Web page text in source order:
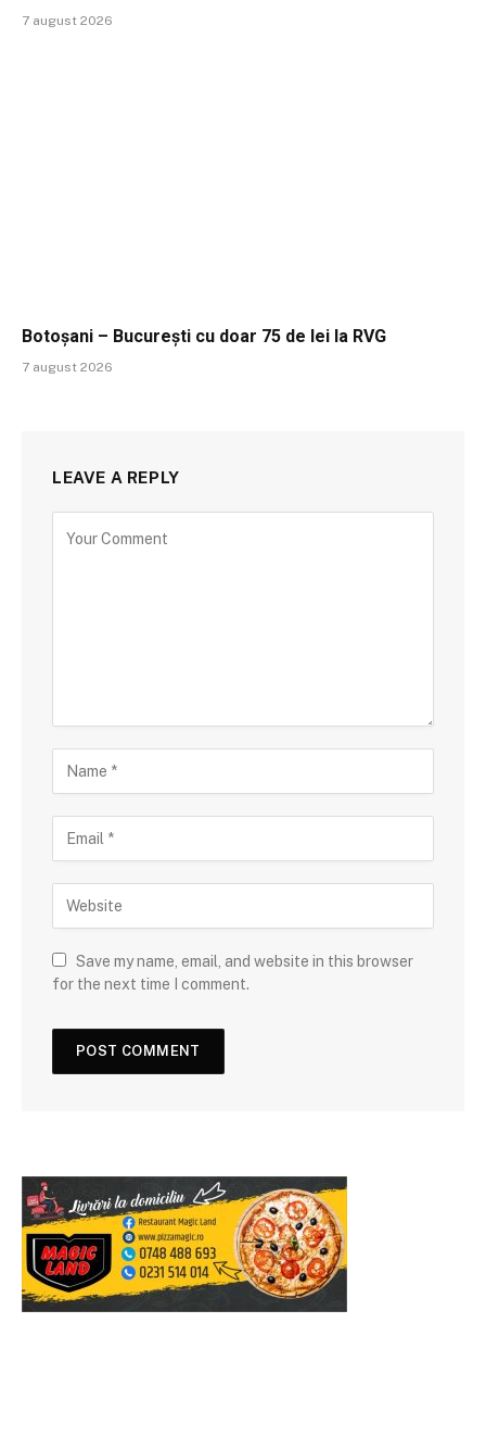
7 august 2026
Botoșani – București cu doar 75 de lei la RVG
7 august 2026
LEAVE A REPLY
Save my name, email, and website in this browser
for the next time I comment.